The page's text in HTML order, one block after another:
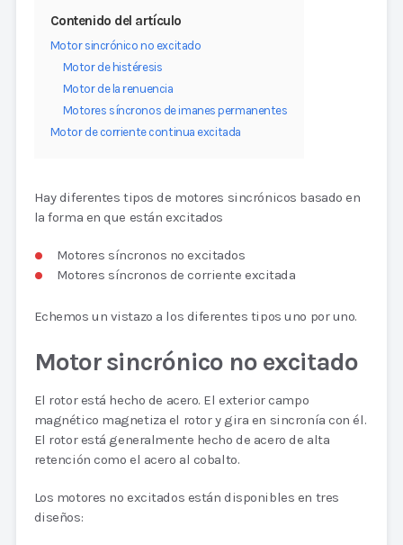
Contenido del artículo
Motor sincrónico no excitado
Motor de histéresis
Motor de la renuencia
Motores síncronos de imanes permanentes
Motor de corriente continua excitada
Hay diferentes tipos de motores sincrónicos basado en
la forma en que están excitados
Motores síncronos no excitados
Motores síncronos de corriente excitada
Echemos un vistazo a los diferentes tipos uno por uno.
Motor sincrónico no excitado
El rotor está hecho de acero. El exterior campo
magnético magnetiza el rotor y gira en sincronía con él.
El rotor está generalmente hecho de acero de alta
retención como el acero al cobalto.
Los motores no excitados están disponibles en tres
diseños: